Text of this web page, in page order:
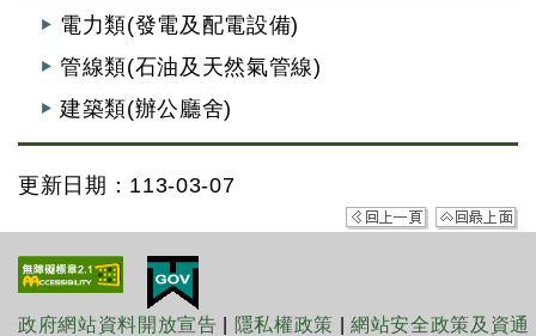
電力類(發電及配電設備)
管線類(石油及天然氣管線)
建築類(辦公廳舍)
更新日期：113-03-07
政府網站資料開放宣告 隱私權政策 |網站安全政策及資通